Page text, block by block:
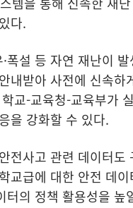
다.
폭설 등 자연 재난이
내받아 사전에 신속하
교-교육청-교육부가
을 강화할 수 있다.
전사고 관련 데이터도
교급에 대한 안전 데
터의 정책 활용성을 높